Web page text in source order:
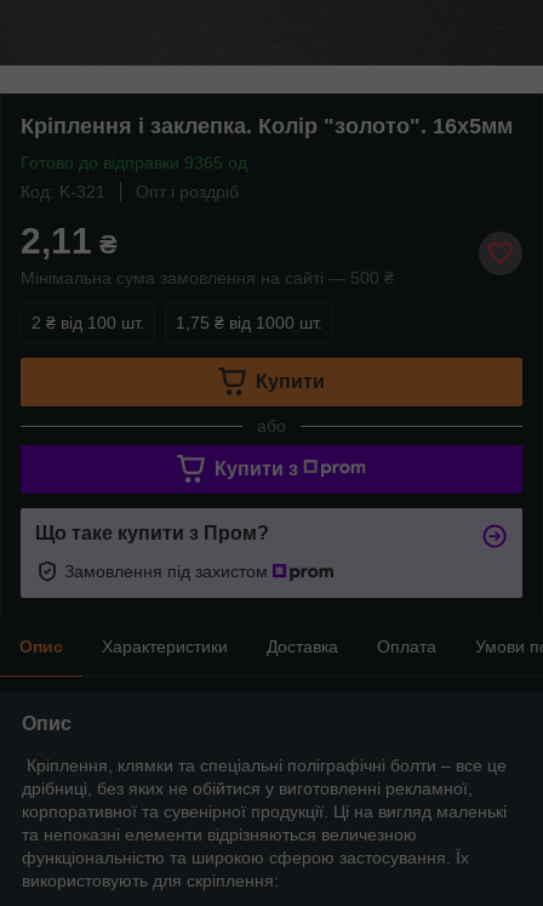
Кріплення і заклепка. Колір "золото". 16х5мм
Готово до відправки 9365 од.
Код: K-321
Опт і роздріб
2,11 ₴
Мінімальна сума замовлення на сайті — 500 ₴
2 ₴ від 100 шт. 1,75 ₴ від 1000 шт.
Купити
або
Купити з
Що таке купити з Пром?
Замовлення під захистом
Опис Характеристики Доставка Оплата Умови
Опис
Кріплення, клямки та спеціальні поліграфічні болти – все це
дрібниці, без яких не обійтися у виготовленні рекламної,
корпоративної та сувенірної продукції. Ці на вигляд маленькі
та непоказні елементи відрізняються величезною
функціональністю та широкою сферою застосування. Їх
використовують для скріплення: